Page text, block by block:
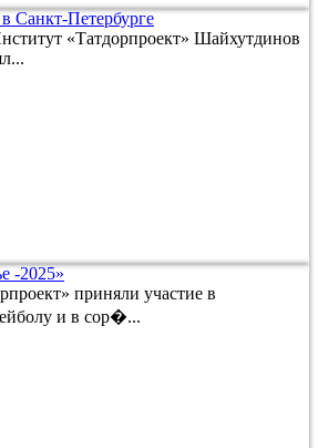
Санкт-Петербурге
«Татдорпроект» Шайхутдинов
-2025»
приняли участие в
и в сор�...